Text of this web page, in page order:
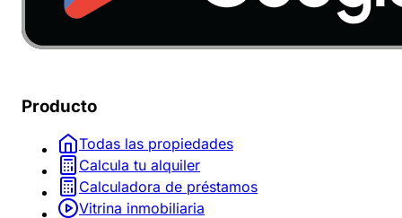
Producto
Todas las propiedades
Calcula tu alquiler
Calculadora de préstamos
Vitrina inmobiliaria